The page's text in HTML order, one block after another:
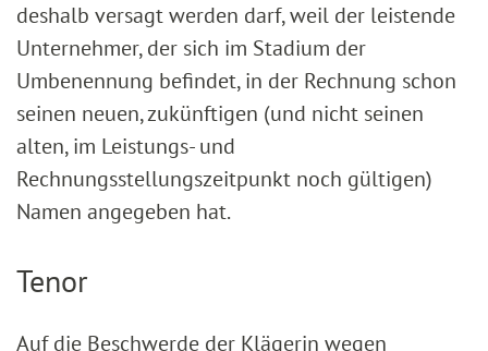
deshalb versagt werden darf, weil der leistende
Unternehmer, der sich im Stadium der
Umbenennung befindet, in der Rechnung schon
seinen neuen, zukünftigen (und nicht seinen
alten, im Leistungs- und
Rechnungsstellungszeitpunkt noch gültigen)
Namen angegeben hat.
Tenor
Auf die Beschwerde der Klägerin wegen